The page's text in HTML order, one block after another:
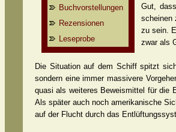
Buchvorstellungen
Rezensionen
Leseprobe
Gut,
scheinen
zu sein.
zwar als
Die Situation auf dem Schiff spitzt
sondern eine immer massivere
quasi als weiteres Beweismittel für die
Als später auch noch amerikanische
auf der Flucht durch das